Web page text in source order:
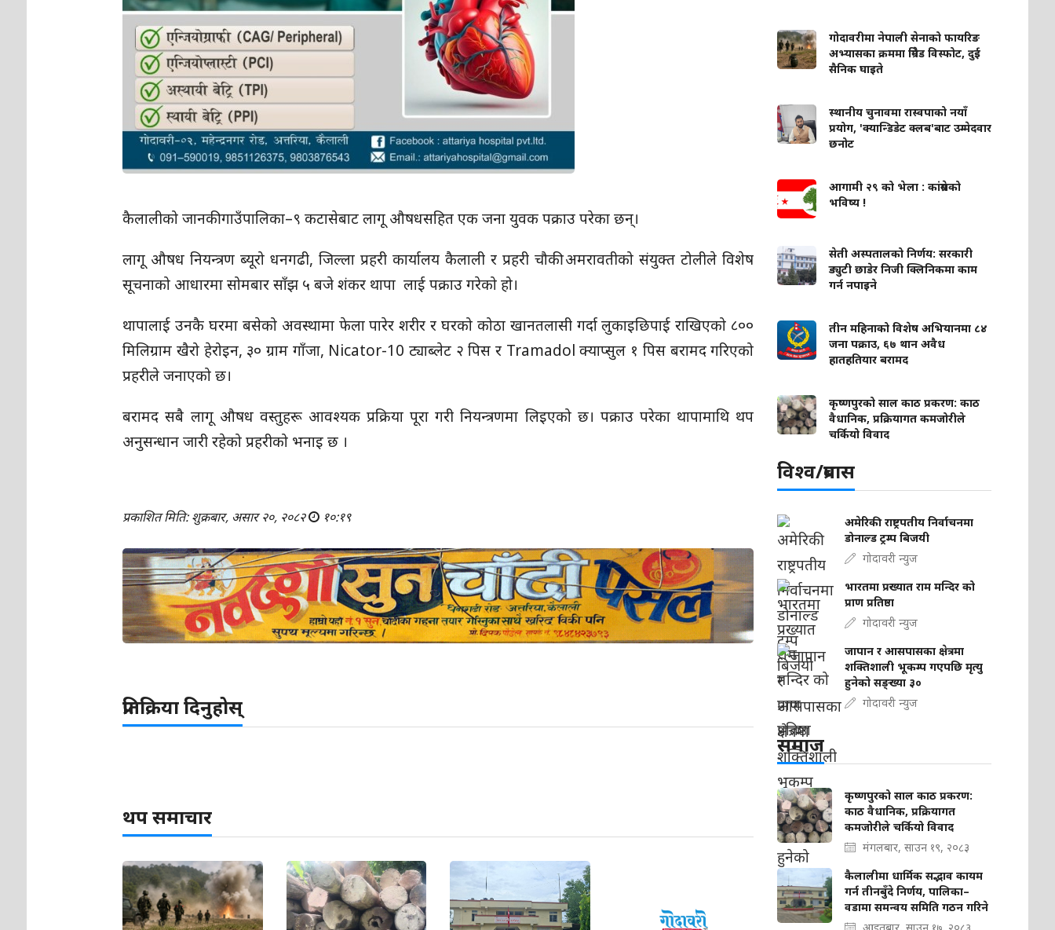
कैलालीको जानकी गाउँपालिका–९ कटासेबाट लागू औषधसहित एक जना युवक पक्राउ परेका छन्।
लागू औषध नियन्त्रण ब्यूरो धनगढी, जिल्ला प्रहरी कार्यालय कैलाली र प्रहरी चौकी अमरावतीको संयुक्त टोलीले विशेष
सूचनाको आधारमा सोमबार साँझ ५ बजे शंकर थापा लाई पक्राउ गरेको हो।
थापालाई उनकै घरमा बसेको अवस्थामा फेला पारेर शरीर र घरको कोठा खानतलासी गर्दा लुकाइछिपाई राखिएको ८००
मिलिग्राम खैरो हेरोइन, ३० ग्राम गाँजा, Nicator-10 ट्याब्लेट २ पिस र Tramadol क्याप्सुल १ पिस बरामद गरिएको
प्रहरीले जनाएको छ।
बरामद सबै लागू औषध वस्तुहरू आवश्यक प्रक्रिया पूरा गरी नियन्त्रणमा लिइएको छ। पक्राउ परेका थापामाथि थप
अनुसन्धान जारी रहेको प्रहरीको भनाइ छ ।
प्रकाशित मिति: शुक्रबार, असार २०, २०८२ १०:१९
प्रतिक्रिया दिनुहोस्
थप समाचार
गोदावरीमा नेपाली सेनाको फायरिङ
अभ्यासका क्रममा ग्रिनेड विस्फोट, दुई
सैनिक घाइते
स्थानीय चुनावमा रास्वपाको नयाँ
प्रयोग, 'क्यान्डिडेट क्लब'बाट उम्मेदवार
छनोट
आगामी २९ को भेला : कांग्रेसको
भविष्य !
सेती अस्पतालको निर्णय: सरकारी
ड्युटी छाडेर निजी क्लिनिकमा काम
गर्न नपाइने
तीन महिनाको विशेष अभियानमा ८४
जना पक्राउ, ६७ थान अवैध
हातहतियार बरामद
कृष्णपुरको साल काठ प्रकरण: काठ
वैधानिक, प्रक्रियागत कमजोरीले
चर्कियो विवाद
विश्व/प्रबास
अमेरिकी राष्ट्रपतीय निर्वाचनमा
डोनाल्ड ट्रम्प बिजयी
गोदावरी न्युज
भारतमा प्रख्यात राम मन्दिर को
प्राण प्रतिष्ठा
गोदावरी न्युज
जापान र आसपासका क्षेत्रमा
शक्तिशाली भूकम्प गएपछि मृत्यु
हुनेको सङ्ख्या ३०
गोदावरी न्युज
समाज
कृष्णपुरको साल काठ प्रकरण:
काठ वैधानिक, प्रक्रियागत
कमजोरीले चर्कियो विवाद
मंगलबार, साउन १९, २०८३
कैलालीमा धार्मिक सद्भाव कायम
गर्न तीनबुँदे निर्णय, पालिका–
वडामा समन्वय समिति गठन गरिने